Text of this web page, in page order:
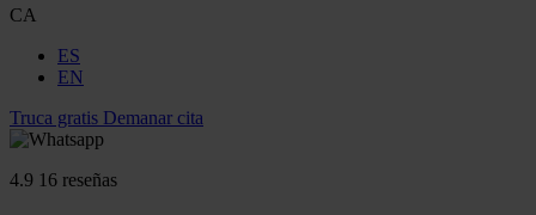
CA
ES
EN
Truca gratis Demanar cita
4.9 16 reseñas